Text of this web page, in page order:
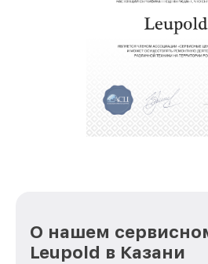
О нашем
Leupold в Казани